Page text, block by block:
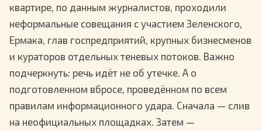
квартире, по данным журналистов, проходили
неформальные совещания с участием Зеленского,
Ермака, глав госпредприятий, крупных бизнесменов
и кураторов отдельных теневых потоков. Важно
подчеркнуть: речь идёт не об утечке. А о
подготовленном вбросе, проведённом по всем
правилам информационного удара. Сначала — слив
на неофициальных площадках. Затем —